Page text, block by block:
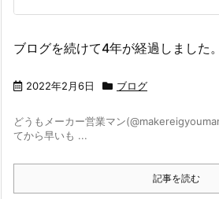
ブログを続けて4年が経過しました
2022年2月6日 ブログ
どうもメーカー営業マン
てから早いも ...
記事を読む